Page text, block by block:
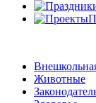
Животные